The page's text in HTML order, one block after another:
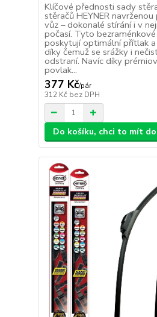
Klíčové přednosti sady
stěračů HEYNER
vůz – dokonalé stírání i v
počasí. Tyto
poskytují optimální přítlak
díky čemuž se srážky i
odstraní. Navíc díky
povlak...
377 Kč/pár
312 Kč bez DPH
Do košíku, chci to mít